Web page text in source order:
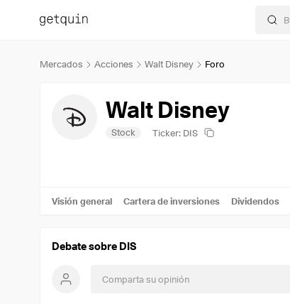
Mercados Acciones Walt Disney Foro
Walt Disney
Stock Ticker: DIS
Visión general Cartera de inversiones Dividendos
Debate sobre DIS